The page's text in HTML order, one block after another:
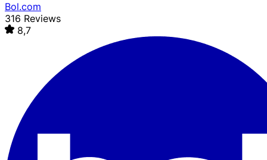
Bol.com
316 Reviews
8,7